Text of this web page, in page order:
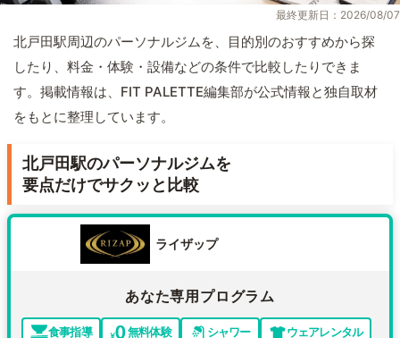
最終更新日：2026/08/07
北戸田駅周辺のパーソナルジムを、目的別のおすすめから探
したり、料金・体験・設備などの条件で比較したりできま
す。掲載情報は、FIT PALETTE編集部が公式情報と独自取材
をもとに整理しています。
北戸田駅のパーソナルジムを
要点だけでサクッと比較
ライザップ
あなた専用プログラム
食事指導 無料体験 シャワー ウェアレンタル